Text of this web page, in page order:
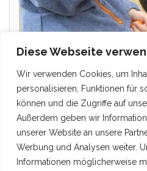
Diese Webseite
Wir verwenden Cookies, um
personalisieren, Funktionen für
können und die Zugriffe auf
Außerdem geben wir
unserer Website an unsere
Werbung und Analysen weiter.
Informationen möglicherweise